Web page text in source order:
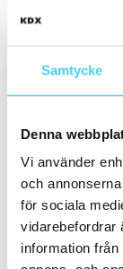
Samtycke
Denna
Vi använder
och
för sociala
vidarebefordrar
information
ca 20x